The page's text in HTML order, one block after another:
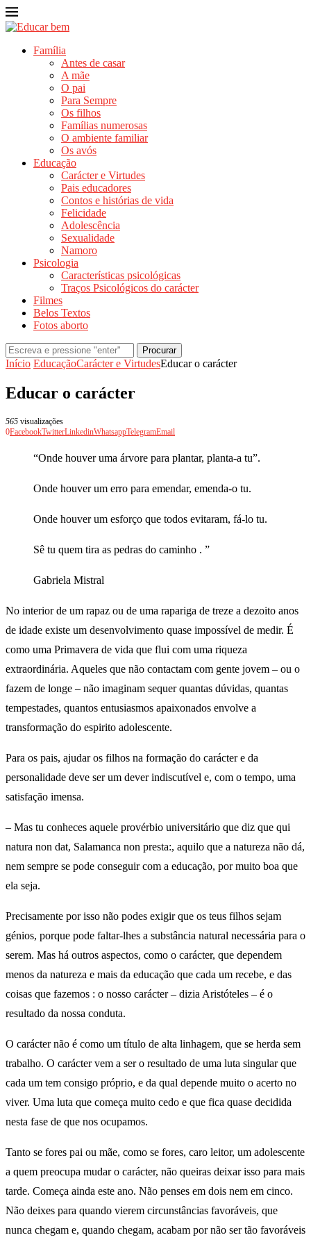
Família
Antes de casar
A mãe
O pai
Para Sempre
Os filhos
Famílias numerosas
O ambiente familiar
Os avós
Educação
Carácter e Virtudes
Pais educadores
Contos e histórias de vida
Felicidade
Adolescência
Sexualidade
Namoro
Psicologia
Características psicológicas
Traços Psicológicos do carácter
Filmes
Belos Textos
Fotos aborto
Procurar
Início EducaçãoCarácter e VirtudesEducar o carácter
Educar o carácter
565 visualizações
0FacebookTwitterLinkedinWhatsappTelegramEmail
“Onde houver uma árvore para plantar, planta-a tu”.
Onde houver um erro para emendar, emenda-o tu.
Onde houver um esforço que todos evitaram, fá-lo tu.
Sê tu quem tira as pedras do caminho . ”
Gabriela Mistral
No interior de um rapaz ou de uma rapariga de treze a dezoito anos
de idade existe um desenvolvimento quase impossível de medir. É
como uma Primavera de vida que flui com uma riqueza
extraordinária. Aqueles que não contactam com gente jovem – ou o
fazem de longe – não imaginam sequer quantas dúvidas, quantas
tempestades, quantos entusiasmos apaixonados envolve a
transformação do espirito adolescente.
Para os pais, ajudar os filhos na formação do carácter e da
personalidade deve ser um dever indiscutível e, com o tempo, uma
satisfação imensa.
– Mas tu conheces aquele provérbio universitário que diz que qui
natura non dat, Salamanca non presta:, aquilo que a natureza não dá,
nem sempre se pode conseguir com a educação, por muito boa que
ela seja.
Precisamente por isso não podes exigir que os teus filhos sejam
génios, porque pode faltar-lhes a substância natural necessária para o
serem. Mas há outros aspectos, como o carácter, que dependem
menos da natureza e mais da educação que cada um recebe, e das
coisas que fazemos : o nosso carácter – dizia Aristóteles – é o
resultado da nossa conduta.
O carácter não é como um título de alta linhagem, que se herda sem
trabalho. O carácter vem a ser o resultado de uma luta singular que
cada um tem consigo próprio, e da qual depende muito o acerto no
viver. Uma luta que começa muito cedo e que fica quase decidida
nesta fase de que nos ocupamos.
Tanto se fores pai ou mãe, como se fores, caro leitor, um adolescente
a quem preocupa mudar o carácter, não queiras deixar isso para mais
tarde. Começa ainda este ano. Não penses em dois nem em cinco.
Não deixes para quando vierem circunstâncias favoráveis, que
nunca chegam e, quando chegam, acabam por não ser tão favoráveis